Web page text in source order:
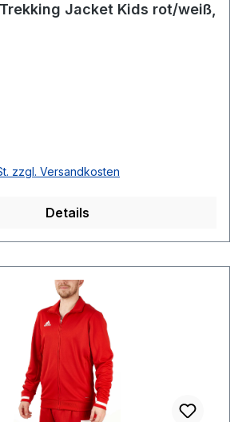
Jacket Kids rot/weiß,
zzgl. Versandkosten
Details